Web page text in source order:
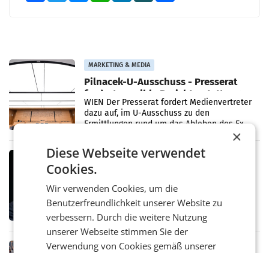
MARKETING & MEDIA
Pilnacek-U-Ausschuss - Presserat
fordert sensible Berichterstattung
WIEN Der Presserat fordert Medienvertreter
dazu auf, im U-Ausschuss zu den
Ermittlungen rund um das Ableben des Ex-
Sektionschefs im Justizministerium, Christian
Pilnacek, auf sensible
MARKETING & MEDIA
Stiftungsrat Lederer wehrt sich in
den SN gegen Vorwürfe
Mehrere Themen beschäftigen derzeit den
ORF. Am Dienstag soll im Stiftungsrat über
die vom neuen ORF-Chef Clemens Pig
vorgeschlagenen Besetzungen für die
Direktionen abgestimmt werden.
RETAIL
×
Diese Webseite verwendet
Cookies.
Wir verwenden Cookies, um die
Benutzerfreundlichkeit unserer Website zu
verbessern. Durch die weitere Nutzung
unserer Webseite stimmen Sie der
Verwendung von Cookies gemäß unserer